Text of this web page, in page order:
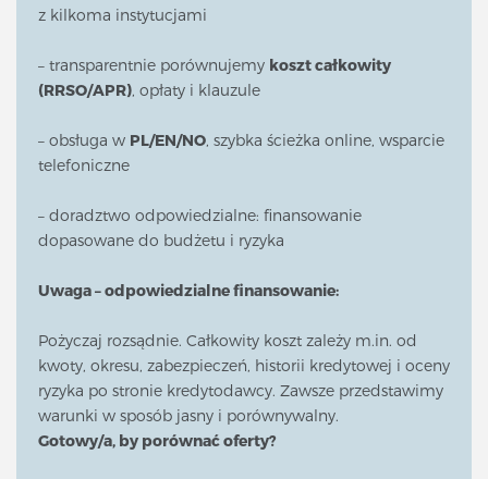
z kilkoma instytucjami
– transparentnie porównujemy koszt całkowity
(RRSO/APR), opłaty i klauzule
– obsługa w PL/EN/NO, szybka ścieżka online, wsparcie
telefoniczne
– doradztwo odpowiedzialne: finansowanie
dopasowane do budżetu i ryzyka
Uwaga – odpowiedzialne finansowanie:
Pożyczaj rozsądnie. Całkowity koszt zależy m.in. od
kwoty, okresu, zabezpieczeń, historii kredytowej i oceny
ryzyka po stronie kredytodawcy. Zawsze przedstawimy
warunki w sposób jasny i porównywalny.
Gotowy/a, by porównać oferty?